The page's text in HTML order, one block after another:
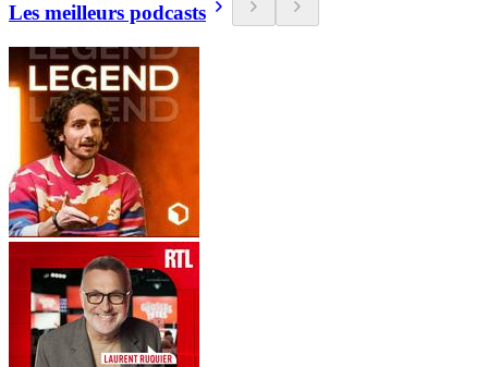
Les meilleurs podcasts